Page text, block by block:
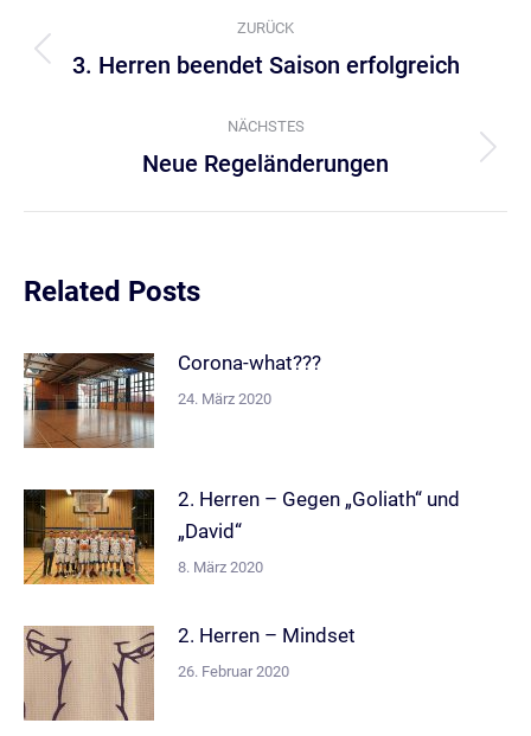
Kommentarnavigation
ZURÜCK
Vorheriger
3. Herren beendet Saison erfolgreich
NÄCHSTES
Nächster
Neue Regeländerungen
Related Posts
Corona-what???
24. März 2020
2. Herren – Gegen „Goliath“ und
„David“
8. März 2020
2. Herren – Mindset
26. Februar 2020